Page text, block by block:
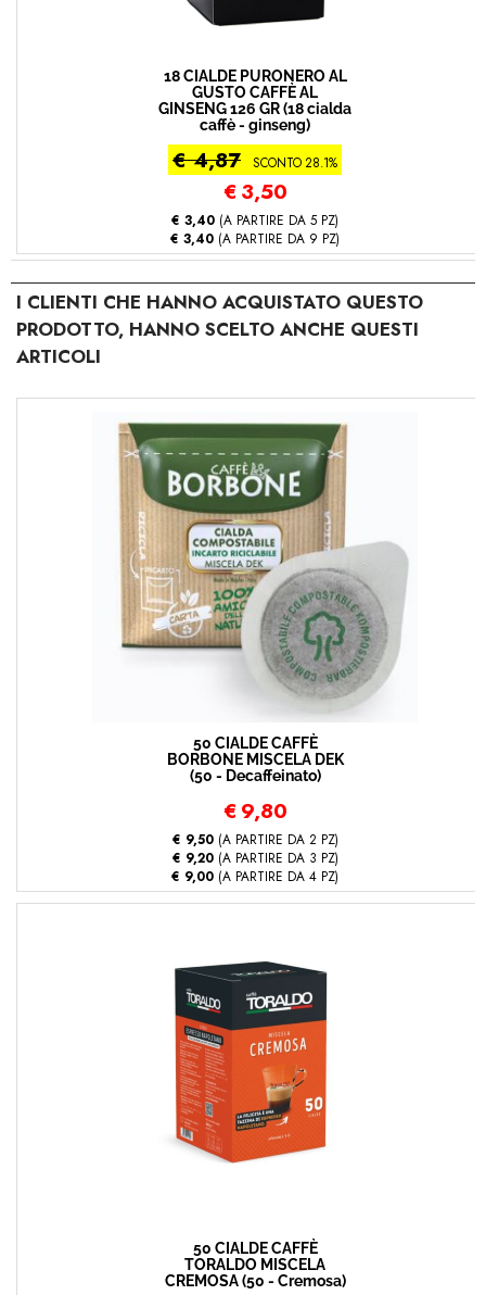
18 CIALDE PURONERO AL
GUSTO CAFFÈ AL
GINSENG 126 GR (18 cialda
caffè - ginseng)
€ 4,87 SCONTO 28.1%
€ 3,50
€ 3,40 (A PARTIRE DA 5 PZ)
€ 3,40 (A PARTIRE DA 9 PZ)
I CLIENTI CHE HANNO ACQUISTATO QUESTO
PRODOTTO, HANNO SCELTO ANCHE QUESTI
ARTICOLI
50 CIALDE CAFFÈ
BORBONE MISCELA DEK
(50 - Decaffeinato)
€ 9,80
€ 9,50(A PARTIRE DA 2 PZ)
€ 9,20(A PARTIRE DA 3 PZ)
€ 9,00 (A PARTIRE DA 4 PZ)
50 CIALDE CAFFÈ
TORALDO MISCELA
CREMOSA (50 - Cremosa)